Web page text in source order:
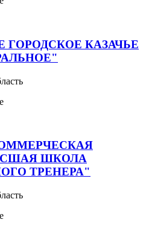
ГОРОДСКОЕ КАЗАЧЬЕ
ШКОЛА
ТРЕНЕРА"